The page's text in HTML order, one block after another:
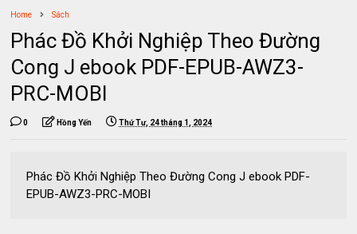
Home Sách
Phác Đồ Khởi Nghiệp Theo Đường
Cong J ebook PDF-EPUB-AWZ3-
PRC-MOBI
0 Hồng Yến Thứ Tư, 24 tháng 1, 2024
Phác Đồ Khởi Nghiệp Theo Đường Cong J ebook PDF-
EPUB-AWZ3-PRC-MOBI